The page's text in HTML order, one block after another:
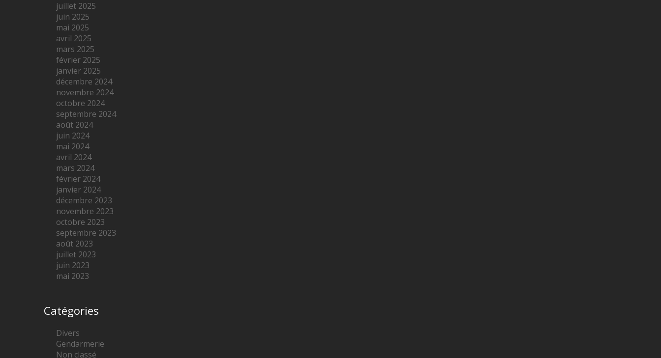
juillet 2025
juin 2025
mai 2025
avril 2025
mars 2025
février 2025
janvier 2025
décembre 2024
novembre 2024
octobre 2024
septembre 2024
août 2024
juin 2024
mai 2024
avril 2024
mars 2024
février 2024
janvier 2024
décembre 2023
novembre 2023
octobre 2023
septembre 2023
août 2023
juillet 2023
juin 2023
mai 2023
Catégories
Divers
Gendarmerie
Non classé